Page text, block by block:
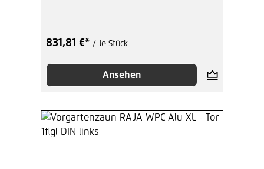
831,81 €* / Je Stück
Ansehen